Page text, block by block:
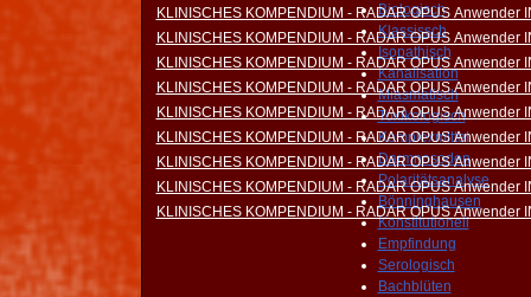
Biologisch
Klassissch
Isopathisch
Kanalisation
Miasmatisch
Toxikologisch
Komplexmittel
Darmnosoden
Polaritätsanalyse
Bönninghausen
Konstitutionell
Empfindung
Serologisch
Bachblüten
KLINISCHES KOMPENDIUM - RADAR OPUS Anwender
KLINISCHES KOMPENDIUM - RADAR OPUS Anwender
KLINISCHES KOMPENDIUM - RADAR OPUS Anwender
KLINISCHES KOMPENDIUM - RADAR OPUS Anwender
KLINISCHES KOMPENDIUM - RADAR OPUS Anwender
KLINISCHES KOMPENDIUM - RADAR OPUS Anwender
KLINISCHES KOMPENDIUM - RADAR OPUS Anwender
KLINISCHES KOMPENDIUM - RADAR OPUS Anwender
KLINISCHES KOMPENDIUM - RADAR OPUS Anwender